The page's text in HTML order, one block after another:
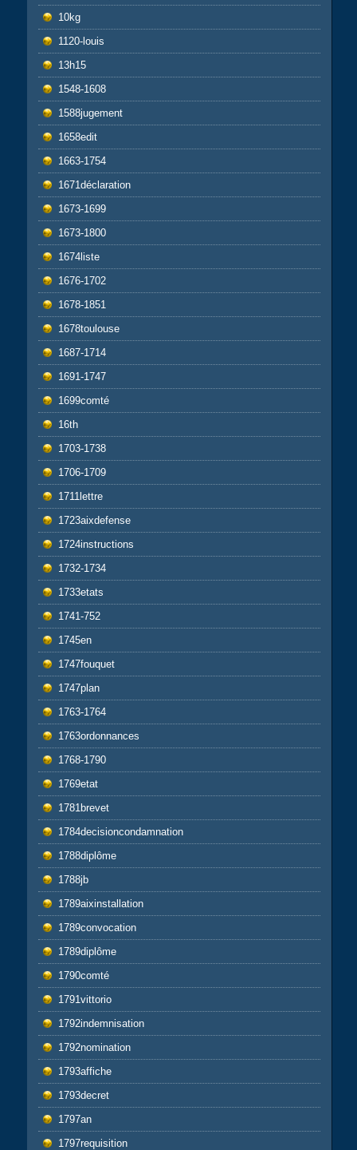
10kg
1120-louis
13h15
1548-1608
1588jugement
1658edit
1663-1754
1671déclaration
1673-1699
1673-1800
1674liste
1676-1702
1678-1851
1678toulouse
1687-1714
1691-1747
1699comté
16th
1703-1738
1706-1709
1711lettre
1723aixdefense
1724instructions
1732-1734
1733etats
1741-752
1745en
1747fouquet
1747plan
1763-1764
1763ordonnances
1768-1790
1769etat
1781brevet
1784decisioncondamnation
1788diplôme
1788jb
1789aixinstallation
1789convocation
1789diplôme
1790comté
1791vittorio
1792indemnisation
1792nomination
1793affiche
1793decret
1797an
1797requisition